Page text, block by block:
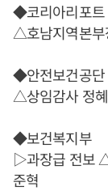
◆코리아리포트
△호남지역본부
◆안전보건공단
△상임감사 정
◆보건복지부
▷과장급 전보
준혁